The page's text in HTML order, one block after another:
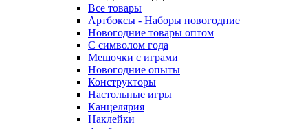
Все товары
Артбоксы - Наборы новогодние
Новогодние товары оптом
С символом года
Мешочки с играми
Новогодние опыты
Конструкторы
Настольные игры
Канцелярия
Наклейки